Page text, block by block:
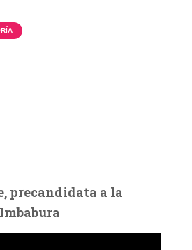
precandidata a la